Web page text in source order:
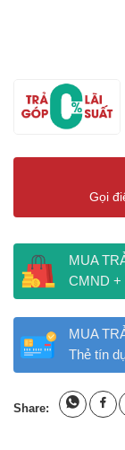
Gọi
MUA
CMND +
MUA
Thẻ tín
Share: